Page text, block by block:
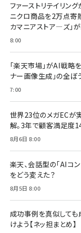
ファーストリテイリ
ニクロ商品を2万点寄
カマニアストア―ズ」が
8:00
「楽天市場」がAI戦略
ナー画像生成」の全
7:00
世界23位のメガECが
解。3年で顧客満足度
8月6日 8:00
楽天、会話型の「AIコ
をどう変えた？
8月5日 8:00
成功事例を真似しても
けよう【ネッ担まとめ】